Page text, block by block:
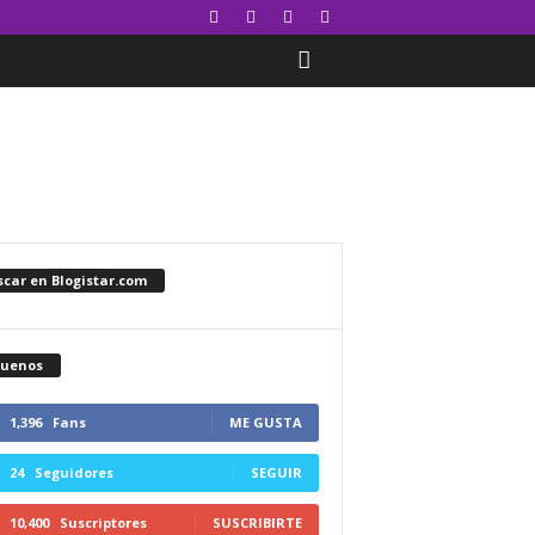
en Blogistar.com
1,396 Fans ME GUSTA
24 Seguidores SEGUIR
10,400 Suscriptores SUSCRIBIRTE